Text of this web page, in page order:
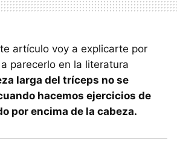
artículo voy a explicarte por
parecerlo en la literatura
larga del tríceps no se
hacemos ejercicios de
por encima de la cabeza.